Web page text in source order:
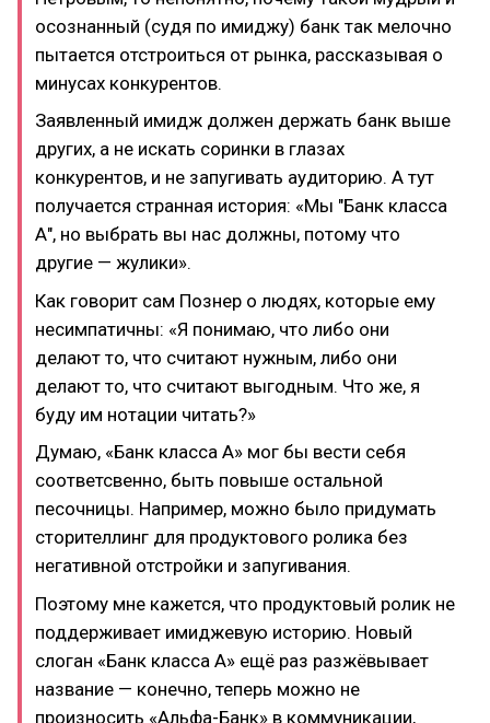
осознанный (судя по имиджу) банк так мелочно
пытается отстроиться от рынка, рассказывая о
минусах конкурентов.
Заявленный имидж должен держать банк выше
других, а не искать соринки в глазах
конкурентов, и не запугивать аудиторию. А тут
получается странная история: «Мы "Банк класса
А", но выбрать вы нас должны, потому что
другие — жулики».
Как говорит сам Познер о людях, которые ему
несимпатичны: «Я понимаю, что либо они
делают то, что считают нужным, либо они
делают то, что считают выгодным. Что же, я
буду им нотации читать?»
Думаю, «Банк класса А» мог бы вести себя
соответсвенно, быть повыше остальной
песочницы. Например, можно было придумать
сторителлинг для продуктового ролика без
негативной отстройки и запугивания.
Поэтому мне кажется, что продуктовый ролик не
поддерживает имиджевую историю. Новый
слоган «Банк класса А» ещё раз разжёвывает
название — конечно, теперь можно не
произносить «Альфа-Банк» в коммуникации,